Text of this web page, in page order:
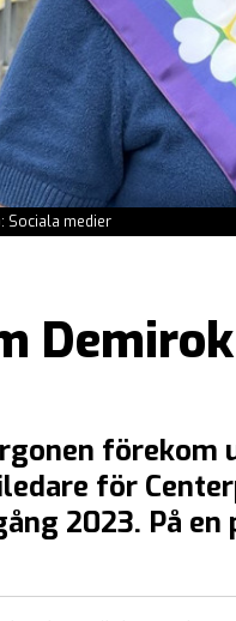
Sociala medier
för
2023. På